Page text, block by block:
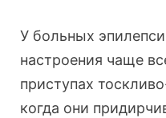
У больных
настроения чаще
приступах
когда они